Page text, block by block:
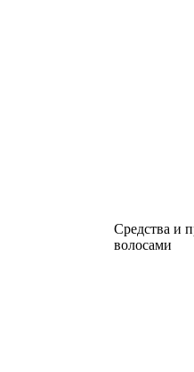
Средства и
волосами